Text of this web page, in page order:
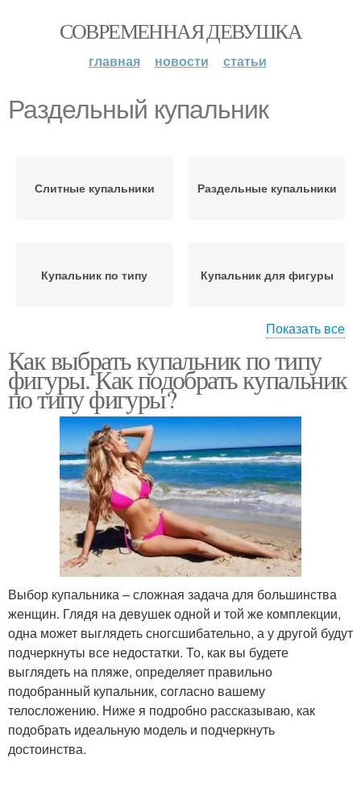
СОВРЕМЕННАЯ ДЕВУШКА
главная новости статьи
Раздельный купальник
Слитные купальники Раздельные купальники
Купальник по типу Купальник для фигуры
Слитный купальник
Показать все
Как выбрать купальник по типу
фигуры. Как подобрать купальник
по типу фигуры?
Выбор купальника – сложная задача для большинства
женщин. Глядя на девушек одной и той же комплекции,
одна может выглядеть сногсшибательно, а у другой будут
подчеркнуты все недостатки. То, как вы будете
выглядеть на пляже, определяет правильно
подобранный купальник, согласно вашему
телосложению. Ниже я подробно рассказываю, как
подобрать идеальную модель и подчеркнуть
достоинства.